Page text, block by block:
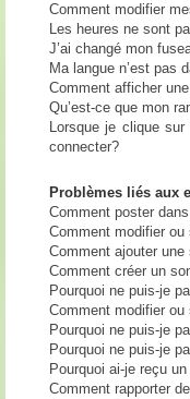
Comment modifier
Les heures ne sont
J’ai changé mon
Ma langue n’est pas
Comment afficher
Qu’est-ce que mon
Lorsque je clique
connecter?
Problèmes liés aux
Comment poster
Comment modifier
Comment ajouter
Comment créer un
Pourquoi ne puis-je
Comment modifier ou
Pourquoi ne puis-je
Pourquoi ne puis-je
Pourquoi ai-je reçu
Comment rapporter